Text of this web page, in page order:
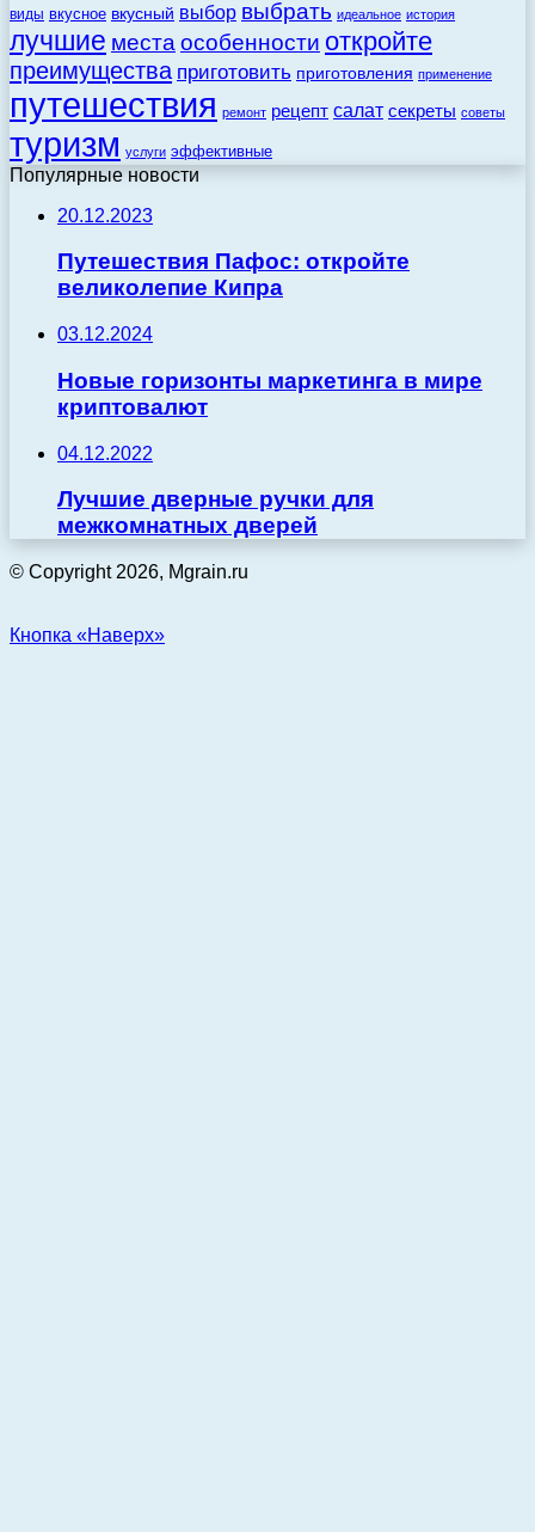
виды вкусное вкусный выбор выбрать идеальное история
лучшие места особенности откройте
преимущества приготовить приготовления применение
путешествия ремонт рецепт салат секреты советы
туризм услуги эффективные
Популярные новости
20.12.2023
Путешествия Пафос: откройте
великолепие Кипра
03.12.2024
Новые горизонты маркетинга в мире
криптовалют
04.12.2022
Лучшие дверные ручки для
межкомнатных дверей
© Copyright 2026, Mgrain.ru
Кнопка «Наверх»